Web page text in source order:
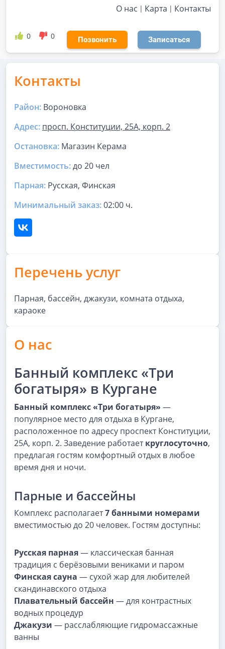
О нас Карта Контакты
0 0 Позвонить Записаться
Контакты
Район: Вороновка
Адрес: просп. Конституции, 25А, корп. 2
Остановка: Магазин Керама
Вместимость:до 20 чел
Парная: Русская, Финская
Минимальный заказ:02:00 ч.
Перечень услуг
Парная, бассейн, джакузи, комната отдыха,
караоке
О нас
Банный комплекс «Три
богатыря» в Кургане
Банный комплекс «Три богатыря» —
популярное место для отдыха в Кургане,
расположенное по адресу проспект Конституции,
25А, корп. 2. Заведение работаеткруглосуточно,
предлагая гостям комфортный отдых в любое
время дня и ночи.
Парные и бассейны
Комплекс располагает7 банными номерами
вместимостью до 20 человек. Гостям доступны:
Русская парная— классическая банная
традиция с берёзовыми вениками и паром
Финская сауна — сухой жар для любителей
скандинавского отдыха
Плавательный бассейн — для контрастных
водных процедур
Джакузи — расслабляющие гидромассажные
ванны